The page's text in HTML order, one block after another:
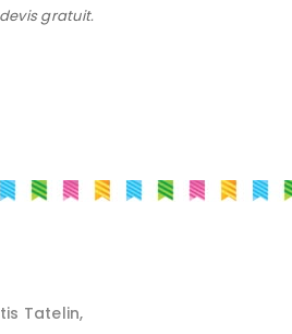
gratuit.
Tatelin,